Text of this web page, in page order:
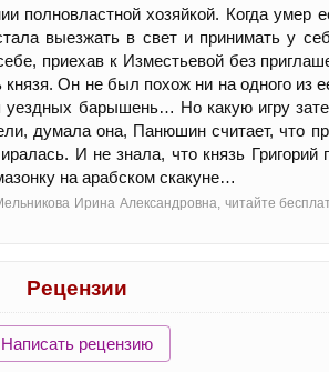
полновластной хозяйкой. Когда умер
выезжать в свет и принимать у
приехав к Изместьевой без
Он не был похож ни на одного из
уездных барышень… Но какую игру
думала она, Панюшин считает, что
И не знала, что князь Григорий
на арабском скакуне…
Ирина Александровна, читайте
Рецензии
Написать рецензию